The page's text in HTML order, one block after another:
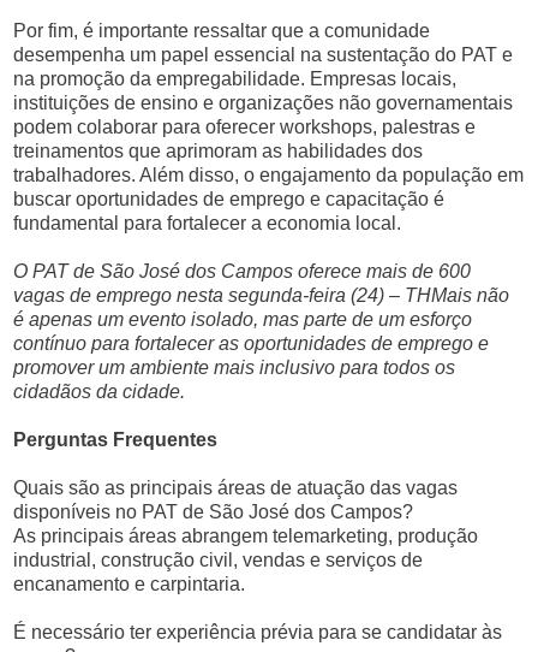
Por fim, é importante ressaltar que a comunidade
desempenha um papel essencial na sustentação do PAT e
na promoção da empregabilidade. Empresas locais,
instituições de ensino e organizações não governamentais
podem colaborar para oferecer workshops, palestras e
treinamentos que aprimoram as habilidades dos
trabalhadores. Além disso, o engajamento da população em
buscar oportunidades de emprego e capacitação é
fundamental para fortalecer a economia local.
O PAT de São José dos Campos oferece mais de 600
vagas de emprego nesta segunda-feira (24) – THMais não
é apenas um evento isolado, mas parte de um esforço
contínuo para fortalecer as oportunidades de emprego e
promover um ambiente mais inclusivo para todos os
cidadãos da cidade.
Perguntas Frequentes
Quais são as principais áreas de atuação das vagas
disponíveis no PAT de São José dos Campos?
As principais áreas abrangem telemarketing, produção
industrial, construção civil, vendas e serviços de
encanamento e carpintaria.
É necessário ter experiência prévia para se candidatar às